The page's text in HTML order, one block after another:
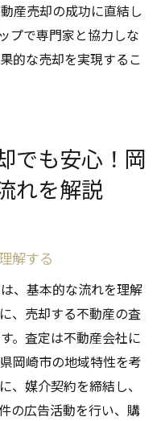
産売却の成功に直結し
プで専門家と協力しな
的な売却を実現するこ
でも安心！岡
れを解説
解する
、基本的な流れを理解
、売却する不動産の査
。査定は不動産会社に
岡崎市の地域特性を考
、媒介契約を締結し、
の広告活動を行い、購